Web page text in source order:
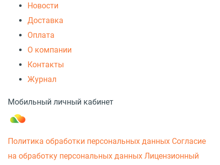
Новости
Доставка
Оплата
О компании
Контакты
Журнал
Мобильный личный кабинет
Политика обработки персональных данных Согласие
на обработку персональных данных Лицензионный